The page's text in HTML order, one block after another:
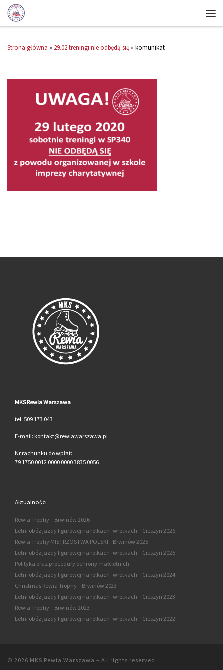
Strona główna » 29.02 treningi nie odbędą się » komunikat
MKS Rewia Warszawa
tel. 509 173 043
E-mail: kontakt@rewiawarszawa.pl
Nr rachunku do wpłat:
79 1750 0012 0000 0000 3835 0056
Aktualności
Rewia Trophy – Brwinów 2026
Letni obóz jazdy figurowej na rolkach i wrotkach – Cieszyn 2026
Rewia Trophy MISTRZOSTWA POLSKI – Brwinów 2025
Letni obóz jazdy figurowej na rolkach i wrotkach – Cieszyn 2025
Polityka oraz procedury ochrony małoletnich
Letni obóz jazdy figurowej na rolkach i wrotkach – Cieszyn 2024
Christmas Rewia Trophy – Brwinów 2023
Letni obóz jazdy figurowej na rolkach i wrotkach – Cieszyn 2023
Rewia Trophy – Brwinów 2023
Letni obóz jazdy figurowej na rolkach i wrotkach – Cieszyn 2022
© 2026 MKS Rewia Warszawa – All rights reserved